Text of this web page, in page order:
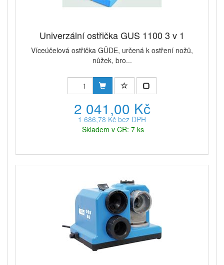
Univerzální ostřička GUS 1100 3 v 1
Víceúčelová ostřička GÜDE, určená k ostření nožů,
nůžek, bro...
2 041,00 Kč
1 686,78 Kč bez DPH
Skladem v ČR: 7 ks